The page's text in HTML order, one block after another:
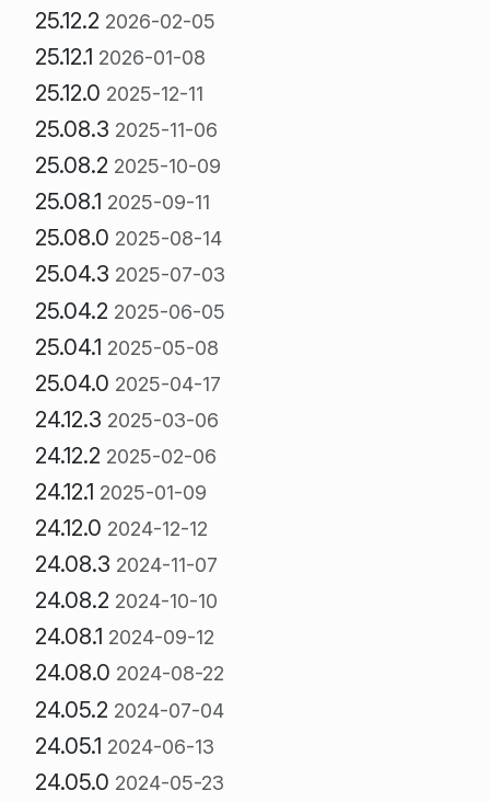
25.12.2 2026-02-05
25.12.1 2026-01-08
25.12.0 2025-12-11
25.08.3 2025-11-06
25.08.2 2025-10-09
25.08.1 2025-09-11
25.08.0 2025-08-14
25.04.3 2025-07-03
25.04.2 2025-06-05
25.04.1 2025-05-08
25.04.0 2025-04-17
24.12.3 2025-03-06
24.12.2 2025-02-06
24.12.1 2025-01-09
24.12.0 2024-12-12
24.08.3 2024-11-07
24.08.2 2024-10-10
24.08.1 2024-09-12
24.08.0 2024-08-22
24.05.2 2024-07-04
24.05.1 2024-06-13
24.05.0 2024-05-23